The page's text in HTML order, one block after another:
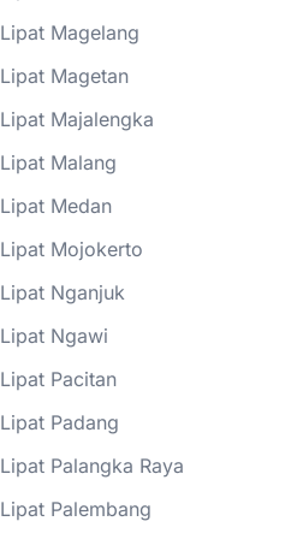
Magelang
Magetan
Majalengka
Malang
Medan
Mojokerto
Nganjuk
Ngawi
Pacitan
Padang
Palangka Raya
Palembang